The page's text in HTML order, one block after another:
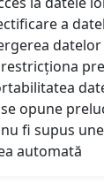
a
opune
fi supus
automată